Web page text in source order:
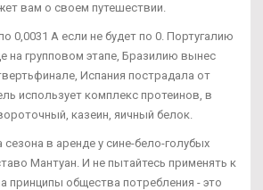
вам о своем путешествии.
0,0031 А если не будет по 0. Португалию
на групповом этапе, Бразилию вынес
Испания пострадала от
использует комплекс протеинов, в
казеин, яичный белок.
в аренде у сине-бело-голубых
Мантуан. И не пытайтесь применять к
принципы общества потребления - это